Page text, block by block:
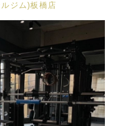
ジム)板橋店